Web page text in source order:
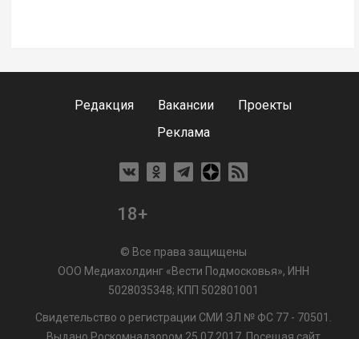
Редакция Вакансии
Проекты
Реклама
18+
© Все права защищены
ООО Медиахолдинг «Вести Подмосковья», ИНН
5028035348; КПП 502801001
Свидетельство о регистрации СМИ ЭЛ № ФС 77 - 70501.